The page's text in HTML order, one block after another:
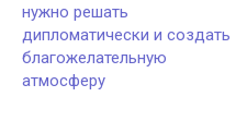
нужно решать
дипломатически и создать
благожелательную
атмосферу